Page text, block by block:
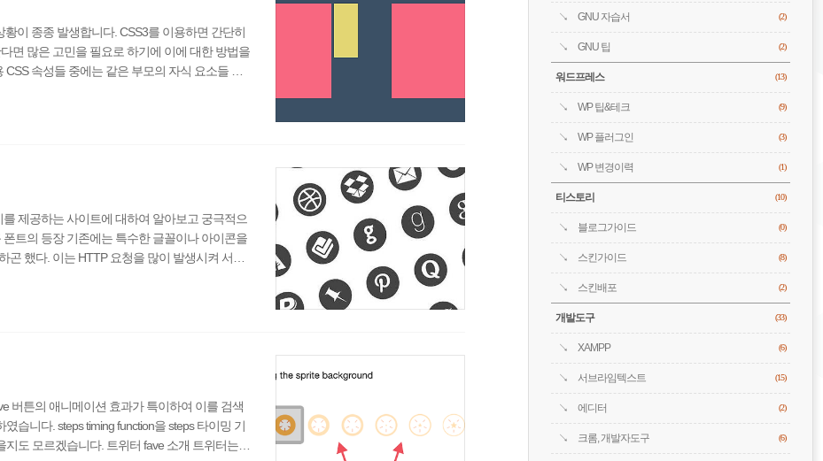
이 종종 발생합니다. CSS3를 이용하면 간단히
면 많은 고민을 필요로 하기에 이에 대한 방법을
속성들 중에는 같은 부모의 자식 요소들 사
소들의 순서를 정해주면 간단히 완성시킬 수 있
제공하는 사이트에 대하여 알아보고 궁극적으
트의 등장 기존에는 특수한 글꼴이나 아이콘을
했다. 이는 HTTP 요청을 많이 발생시켜 서버
지로 제작하여 단 한번의 HTTP 요청을 통해 문
버튼의 애니메이션 효과가 특이하여 이를 검색
습니다. steps timing function을 steps 타이밍 기
도 모르겠습니다. 트위터 fave 소개 트위터는 fa
GNU 자습서 (2)
GNU 팁 (2)
워드프레스 (13)
WP 팁&테크 (9)
WP 플러그인 (3)
WP 변경이력 (1)
티스토리 (10)
블로그가이드 (0)
스킨가이드 (8)
스킨배포 (2)
개발도구 (33)
XAMPP (6)
서브라임텍스트 (15)
에디터 (2)
크롬, 개발자도구 (6)